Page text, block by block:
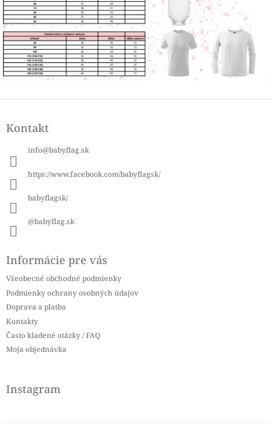
pKontakt
info@babyflag.sk
https://www.facebook.com/babyflagsk/
babyflagsk/
@babyflag.sk
Informácie pre vás
Všeobecné obchodné podmienky
Podmienky ochrany osobných údajov
Doprava a platba
Kontakty
Často kladené otázky / FAQ
Moja objednávka
Instagram